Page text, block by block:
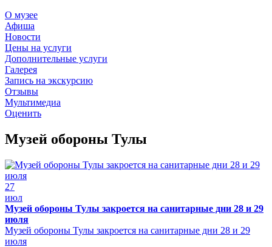
О музее
Афиша
Новости
Цены на услуги
Дополнительные услуги
Галерея
Запись на экскурсию
Отзывы
Мультимедиа
Оценить
Музей обороны Тулы
27
июл
Музей обороны Тулы закроется на санитарные дни 28 и 29
июля
Музей обороны Тулы закроется на санитарные дни 28 и 29
июля